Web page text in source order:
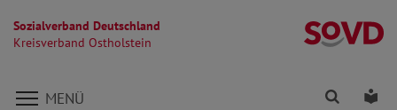
Sozialverband Deutschland
Kreisverband Ostholstein
Direkt zu den Inhalten springen
MENÜ Finden